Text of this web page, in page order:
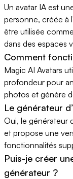
Un avatar IA est
personne, créée à
être utilisée
dans des espaces
Comment
Magic AI Avatars
profondeur pour
photos et génère
Le générateur
Oui, le générateur
et propose une
fonctionnalités
Puis-je créer
générateur ?